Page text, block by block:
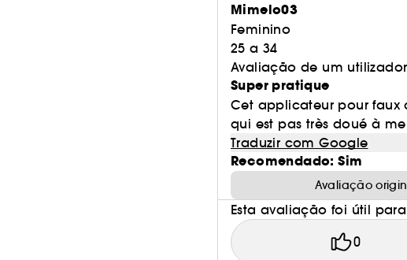
Mimelo03
Feminino
25 a 34
Avaliação de um
Super pratique
Cet applicateur pour faux
qui est pas très doué à
Traduzir com Google
Recomendado: Sim
Avaliação
Esta avaliação foi útil
0